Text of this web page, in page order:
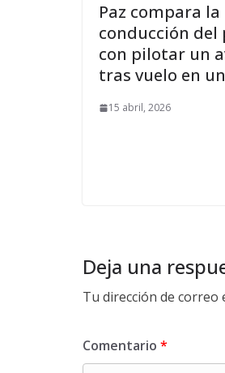
Paz compara la
conducción del
con pilotar un
tras vuelo en
15 abril, 2026
Deja una
Tu dirección de correo
Comentario *